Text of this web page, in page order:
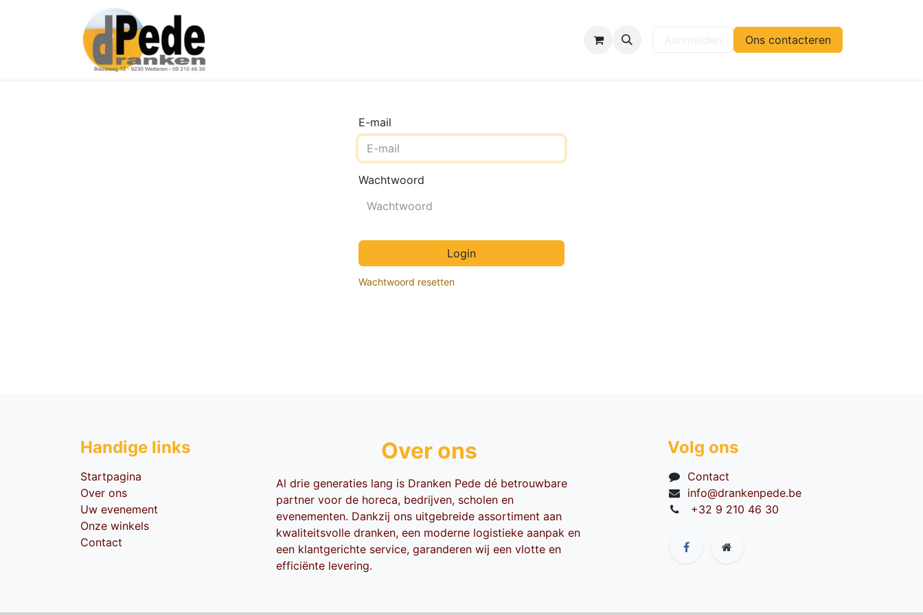
Help Ons contacteren
E-mail
Wachtwoord
Login
Wachtwoord resetten
Handige li​nks
Startpagina
Over ons
Uw evenement
Onze winkels
Contact
Over ons
Al drie generaties lang is Dranken Pede dé betrouwbare
partner voor de horeca, bedrijven, scholen en
evenementen. Dankzij ons uitgebreide assortiment aan
kwaliteitsvolle dranken, een moderne logistieke aanpak en
een klantgerichte service, garanderen wij een vlotte en
efficiënte levering.
Volg ons
Contact
info@drankenpede.be
+32 9 210 46 30